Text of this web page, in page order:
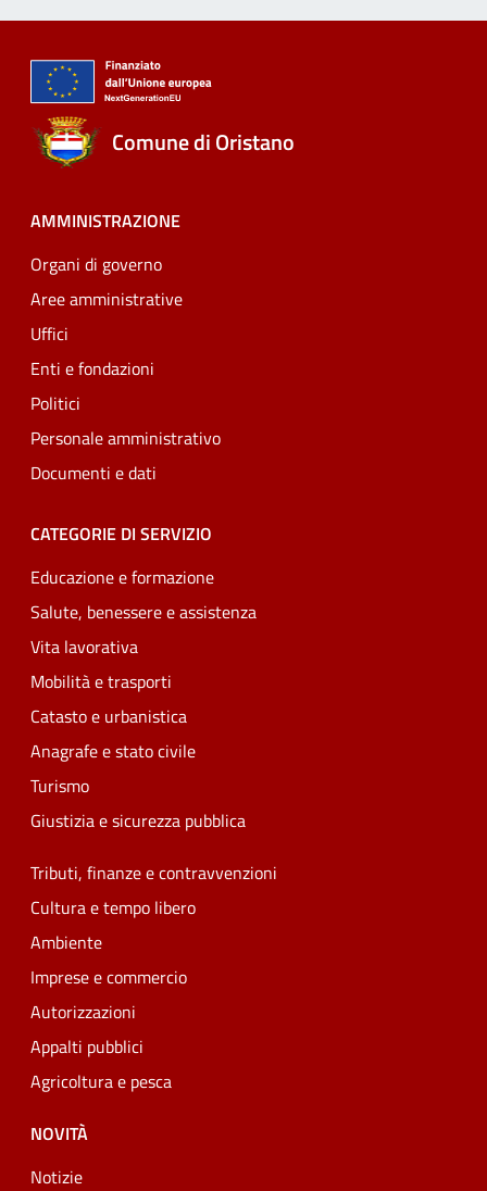
Comune di Oristano
AMMINISTRAZIONE
Organi di governo
Aree amministrative
Uffici
Enti e fondazioni
Politici
Personale amministrativo
Documenti e dati
CATEGORIE DI SERVIZIO
Educazione e formazione
Salute, benessere e assistenza
Vita lavorativa
Mobilità e trasporti
Catasto e urbanistica
Anagrafe e stato civile
Turismo
Giustizia e sicurezza pubblica
Tributi, finanze e contravvenzioni
Cultura e tempo libero
Ambiente
Imprese e commercio
Autorizzazioni
Appalti pubblici
Agricoltura e pesca
NOVITÀ
Notizie